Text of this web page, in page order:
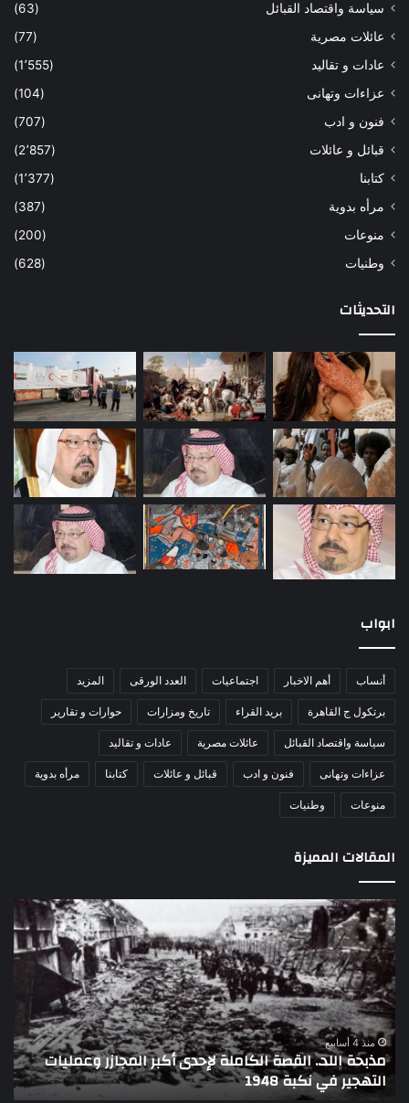
سياسة واقتصاد القبائل
(63)
عائلات مصرية
(77)
عادات و تقاليد
(1٬555)
عزاءات وتهانى
(104)
فنون و ادب
(707)
قبائل و عائلات
(2٬857)
كتابنا
(1٬377)
مرأه بدوية
(387)
منوعات
(200)
وطنيات
(628)
التحديثات
ابواب
أنساب أهم الاخبار اجتماعيات العدد الورقى المزيد
برتكول ج القاهرة بريد القراء تاريخ ومزارات حوارات و تقارير
سياسة واقتصاد القبائل عائلات مصرية عادات و تقاليد
عزاءات وتهانى فنون و ادب قبائل و عائلات كتابنا مرأه بدوية
منوعات وطنيات
المقالات المميزة
منذ 4 أسابيع
مذبحة اللد.. القصة الكاملة لإحدى أكبر المجازر وعمليات
التهجير في نكبة 1948
اللواء
دكتور
راضي
30
يونيو
–
3
يوليو..
تاريخ